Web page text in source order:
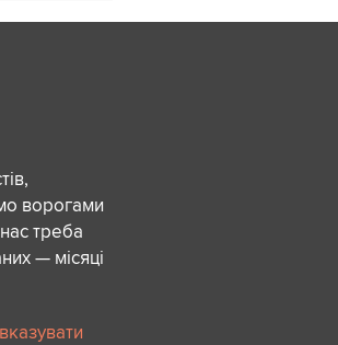
ворогами
треба
— місяці